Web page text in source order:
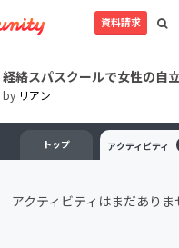
資料請求
経絡スパスクールで女性の自
by リアン
トップ アクティビティ
アクティビティはまだありま